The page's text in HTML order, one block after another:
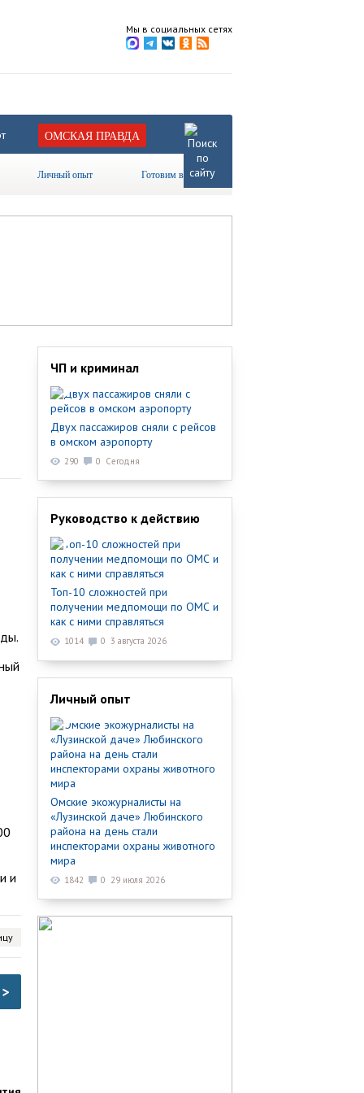
Мы в социальных сетях
ОМСКАЯ ПРАВДА
Личный опыт Готовим вместе
и
>
ЧП и криминал
Двух пассажиров сняли с рейсов
в омском аэропорту
290 0 Сегодня
Руководство к действию
Топ-10 сложностей при
получении медпомощи по ОМС и
как с ними справляться
1014 0 3 августа 2026
Личный опыт
Омские экожурналисты на
«Лузинской даче» Любинского
района на день стали
инспекторами охраны животного
мира
1842 0 29 июля 2026